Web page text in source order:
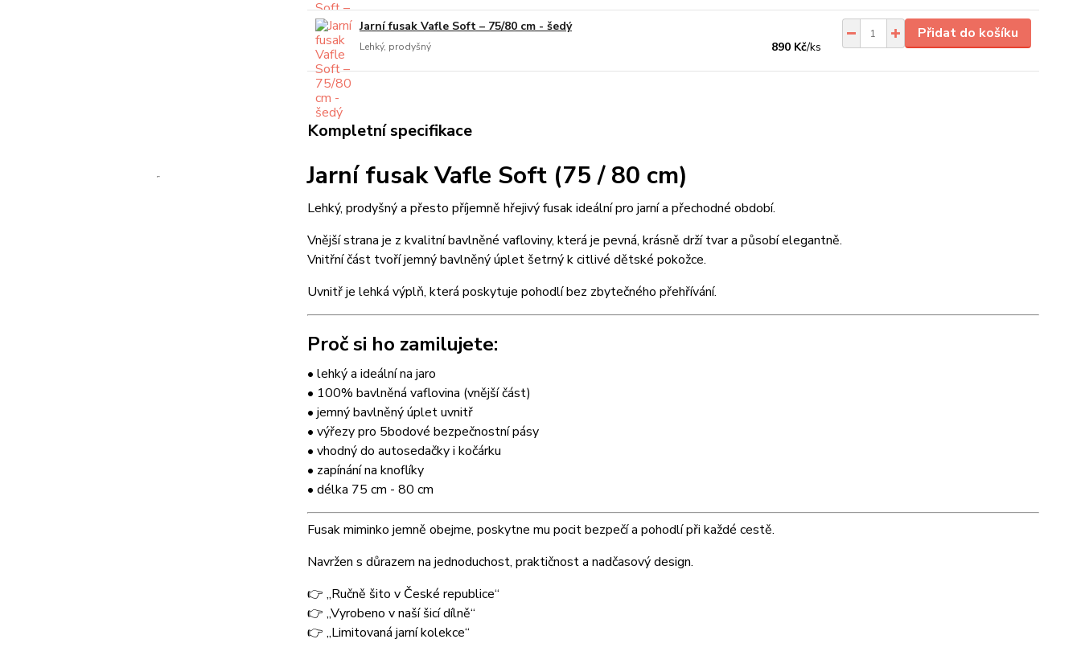
Jarní fusak Vafle Soft – 75/80 cm - šedý
Lehký, prodyšný 890 Kč/ks
Přidat do košíku
Kompletní specifikace
Jarní fusak Vafle Soft (75 / 80 cm)
Lehký, prodyšný a přesto příjemně hřejivý fusak ideální pro jarní a přechodné období.
Vnější strana je z kvalitní bavlněné vafloviny, která je pevná, krásně drží tvar a působí elegantně.
Vnitřní část tvoří jemný bavlněný úplet šetrný k citlivé dětské pokožce.
Uvnitř je lehká výplň, která poskytuje pohodlí bez zbytečného přehřívání.
Proč si ho zamilujete:
• lehký a ideální na jaro
• 100% bavlněná vaflovina (vnější část)
• jemný bavlněný úplet uvnitř
• výřezy pro 5bodové bezpečnostní pásy
• vhodný do autosedačky i kočárku
• zapínání na knoflíky
• délka 75 cm - 80 cm
Fusak miminko jemně obejme, poskytne mu pocit bezpečí a pohodlí při každé cestě.
Navržen s důrazem na jednoduchost, praktičnost a nadčasový design.
👉 „Ručně šito v České republice“
👉 „Vyrobeno v naší šicí dílně“
👉 „Limitovaná jarní kolekce“